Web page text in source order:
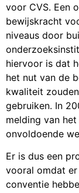
voor CVS. Een
bewijskracht
niveaus door
hiervoor is dat
het nut van de
kwaliteit
gebruiken. In
melding van
onvoldoende
Er is dus een
vooral omdat
conventie